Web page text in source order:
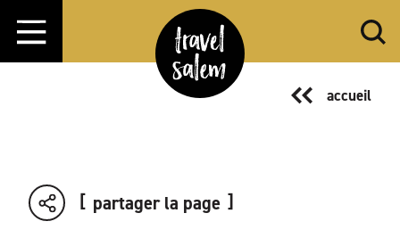
Aller directement au contenu
accueil
partager la page